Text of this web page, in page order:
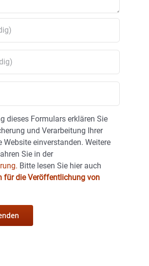
dieses Formulars erklären Sie
und Verarbeitung Ihrer
Website einverstanden. Weitere
Sie in der
Bitte lesen Sie hier auch
für die Veröffentlichung von